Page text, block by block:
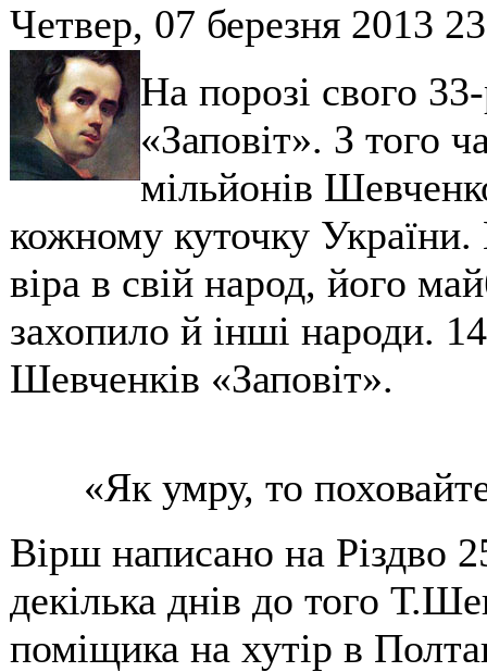
Четвер, 07 березня 2013
На порозі свого
«Заповіт». З того
мільйонів
кожному куточку
віра в свій народ, його
захопило й інші народи.
Шевченків «Заповіт».
«Як умру, то
Вірш написано на Різдво
декілька днів до того
поміщика на хутір в